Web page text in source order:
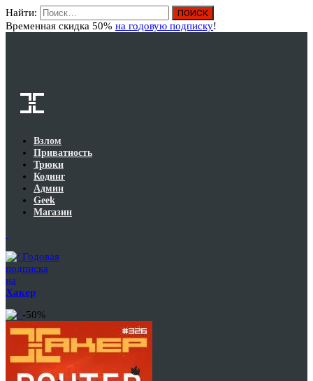
Найти:
Временная скидка 50% на годовую подписку!
Взлом
Приватность
Трюки
Кодинг
Админ
Geek
Магазин
Годовая
подписка
на
Хакер
-50%